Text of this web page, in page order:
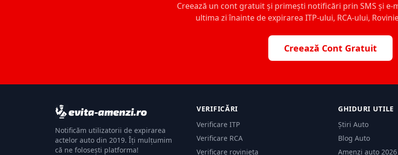
Creează un cont gratuit și primești notificări prin SMS și e-
ultima zi înainte de expirarea ITP-ului, RCA-ului,
Creează Cont Gratuit
Notificăm utilizatorii de expirarea
actelor auto din 2019. Îți mulțumim
că ne folosești platforma!
VERIFICĂRI
Verificare ITP
Verificare RCA
Verificare rovinieta
GHIDURI UTILE
Știri Auto
Blog Auto
Amenzi auto 2026